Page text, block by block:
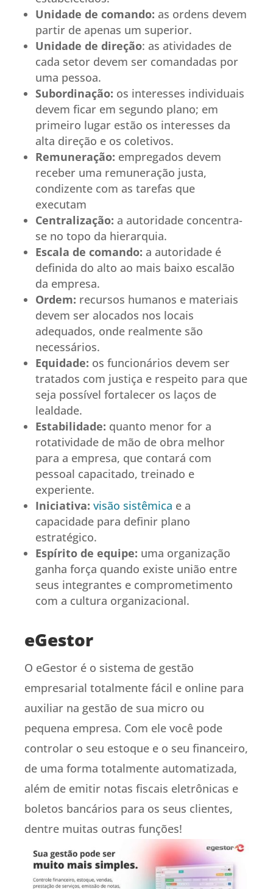
Unidade de comando: as ordens devem
partir de apenas um superior.
Unidade de direção: as atividades de
cada setor devem ser comandadas por
uma pessoa.
Subordinação: os interesses individuais
devem ficar em segundo plano; em
primeiro lugar estão os interesses da
alta direção e os coletivos.
Remuneração: empregados devem
receber uma remuneração justa,
condizente com as tarefas que
executam
Centralização: a autoridade concentra-
se no topo da hierarquia.
Escala de comando: a autoridade é
definida do alto ao mais baixo escalão
da empresa.
Ordem: recursos humanos e materiais
devem ser alocados nos locais
adequados, onde realmente são
necessários.
Equidade: os funcionários devem ser
tratados com justiça e respeito para que
seja possível fortalecer os laços de
lealdade.
Estabilidade: quanto menor for a
rotatividade de mão de obra melhor
para a empresa, que contará com
pessoal capacitado, treinado e
experiente.
Iniciativa: visão sistêmica e a
capacidade para definir plano
estratégico.
Espírito de equipe: uma organização
ganha força quando existe união entre
seus integrantes e comprometimento
com a cultura organizacional.
eGestor
O eGestor é o sistema de gestão
empresarial totalmente fácil e online para
auxiliar na gestão de sua micro ou
pequena empresa. Com ele você pode
controlar o seu estoque e o seu financeiro,
de uma forma totalmente automatizada,
além de emitir notas fiscais eletrônicas e
boletos bancários para os seus clientes,
dentre muitas outras funções!